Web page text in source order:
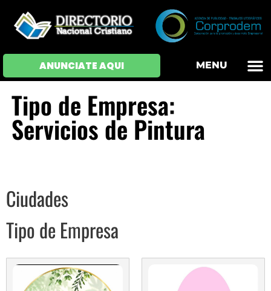
ANUNCIATE AQUI MENU
Tipo de Empresa:
Servicios de Pintura
Ciudades
Tipo de Empresa